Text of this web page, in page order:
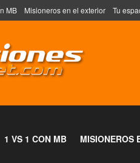
MB Misioneros en el exterior Tu
1 VS 1 CON MB MISIONEROS